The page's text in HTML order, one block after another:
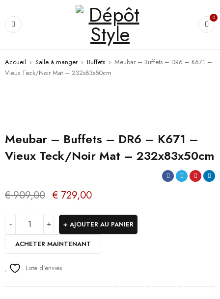
0
Accueil › Salle à manger › Buffets › Meubar – Buffets – DR6 – K671 –
Vieux Teck/Noir Mat – 232x83x50cm
Meubar – Buffets – DR6 – K671 –
Vieux Teck/Noir Mat – 232x83x50cm
€909,00 € 729,00
AJOUTER AU PANIER
ACHETER MAINTENANT
Liste d'envies